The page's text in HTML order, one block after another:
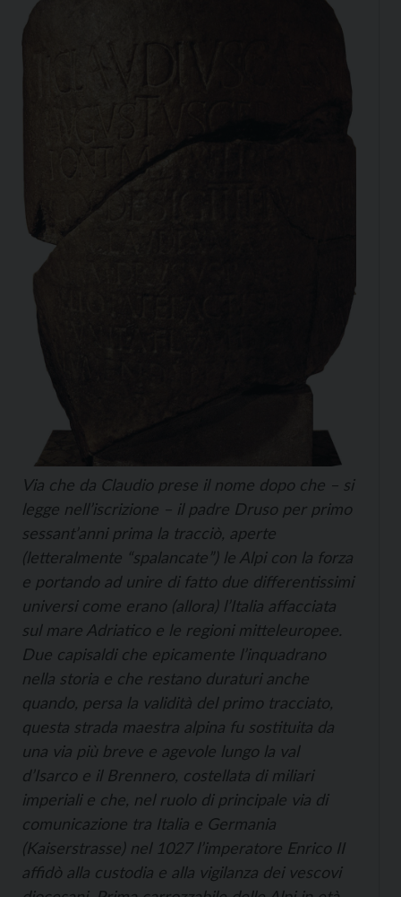
Via che da Claudio prese il nome dopo che – si
legge nell’iscrizione – il padre Druso per primo
sessant’anni prima la tracciò, aperte
(letteralmente “spalancate”) le Alpi con la forza
e portando ad unire di fatto due differentissimi
universi come erano (allora) l’Italia affacciata
sul mare Adriatico e le regioni mitteleuropee.
Due capisaldi che epicamente l’inquadrano
nella storia e che restano duraturi anche
quando, persa la validità del primo tracciato,
questa strada maestra alpina fu sostituita da
una via più breve e agevole lungo la val
d’Isarco e il Brennero, costellata di miliari
imperiali e che, nel ruolo di principale via di
comunicazione tra Italia e Germania
(Kaiserstrasse) nel 1027 l’imperatore Enrico II
affidò alla custodia e alla vigilanza dei vescovi